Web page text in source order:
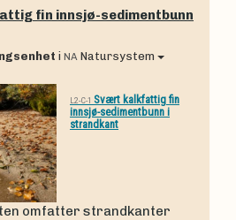
fin innsjø-sedimentbunn
i NA Natursystem
L2-C-1 Svært kalkfattig fin
innsjø-sedimentbunn i
strandkant
omfatter strandkanter